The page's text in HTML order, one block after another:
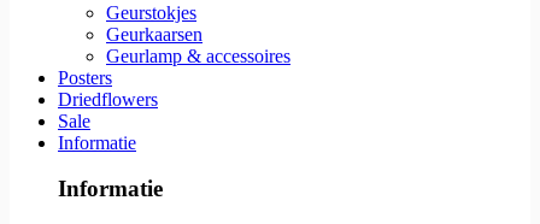
Geurstokjes
Geurkaarsen
Geurlamp & accessoires
Posters
Driedflowers
Sale
Informatie
Informatie